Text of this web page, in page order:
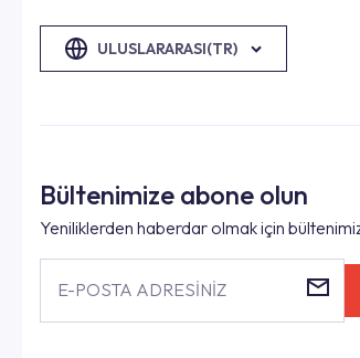
ULUSLARARASI(TR)
Bültenimize abone olun
Yeniliklerden haberdar olmak için
E-POSTA ADRESİNİZ